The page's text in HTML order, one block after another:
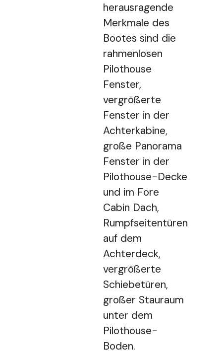
herausragende
Merkmale des
Bootes sind die
rahmenlosen
Pilothouse
Fenster,
vergrößerte
Fenster in der
Achterkabine,
große Panorama
Fenster in der
Pilothouse-Decke
und im Fore
Cabin Dach,
Rumpfseitentüren
auf dem
Achterdeck,
vergrößerte
Schiebetüren,
großer Stauraum
unter dem
Pilothouse-
Boden.